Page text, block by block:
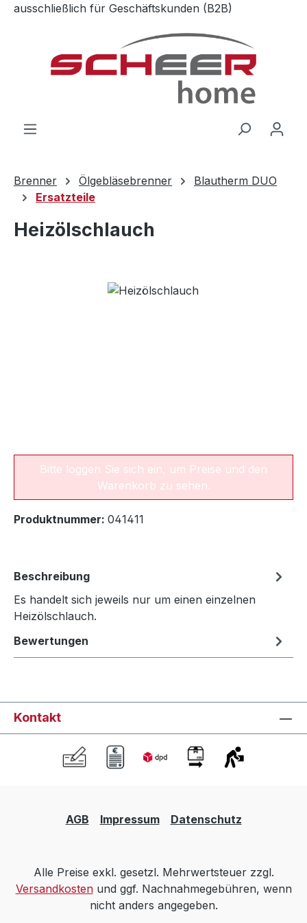
Zum Hauptinhalt springen
ausschließlich für Geschäftskunden (B2B)
Brenner Ölgebläsebrenner
Blautherm DUO
Ersatzteile
Heizölschlauch
Bildergalerie überspringen
Bitte loggen Sie sich ein, um Preise und den
Warenkorb zu sehen.
Produktnummer: 041411
Beschreibung
Es handelt sich jeweils nur um einen einzelnen
Heizölschlauch.
Bewertungen
Kontakt
AGB Impressum Datenschutz
Alle Preise exkl. gesetzl. Mehrwertsteuer zzgl.
Versandkostenund ggf. Nachnahmegebühren, wenn
nicht anders angegeben.